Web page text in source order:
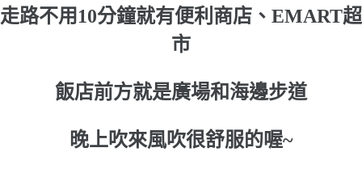
走路不用10分鐘就有便利商店、EMART超
市
飯店前方就是廣場和海邊步道
晚上吹來風吹很舒服的喔~